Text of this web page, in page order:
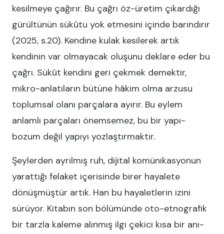
kesilmeye çağırır. Bu çağrı öz-üretim çıkardığı
gürültünün sükûtu yok etmesini içinde barındırır
(2025, s.20). Kendine kulak kesilerek artık
kendinin var olmayacak oluşunu deklare eder bu
çağrı. Sükût kendini geri çekmek demektir,
mikro-anlatıların bütüne hâkim olma arzusu
toplumsal olanı parçalara ayırır. Bu eylem
anlamlı parçaları önemsemez, bu bir yapı-
bozum değil yapıyı yozlaştırmaktır.
Şeylerden ayrılmış ruh, dijital komünikasyonun
yarattığı felaket içerisinde birer hayalete
dönüşmüştür artık. Han bu hayaletlerin izini
sürüyor. Kitabın son bölümünde oto-etnografik
bir tarzla kaleme alınmış ilgi çekici kısa bir anı-